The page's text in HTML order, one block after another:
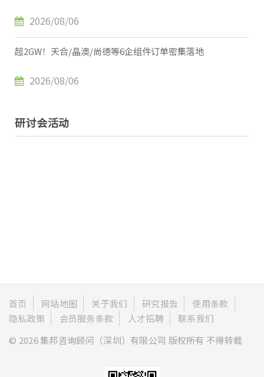
2026/08/06
超2GW！天合/晶澳/尚德等6企组件订单密集落地
2026/08/06
研讨会活动
首页 网站地图 关于我们 研究报告
使用条款
隐私政策
会员服务条款 人才招聘
联系我们
© 2026 集邦咨询顾问（深圳）有限公司 版权所有 不得转载